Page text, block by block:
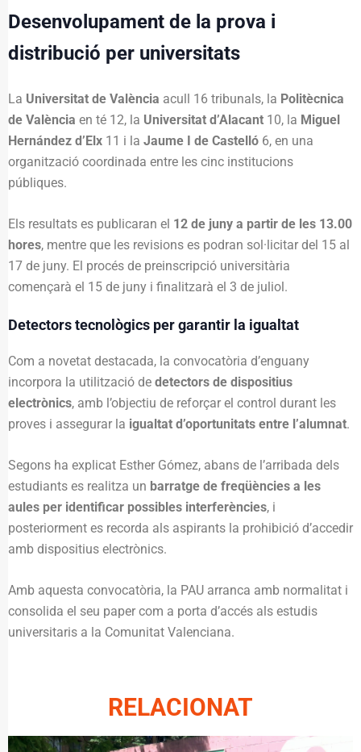
Desenvolupament de la prova i
distribució per universitats
La Universitat de València acull 16 tribunals, la Politècnica
de València en té 12, la Universitat d’Alacant 10, la Miguel
Hernández d’Elx 11 i la Jaume I de Castelló 6, en una
organització coordinada entre les cinc institucions
públiques.
Els resultats es publicaran el 12 de juny a partir de les 13.00
hores, mentre que les revisions es podran sol·licitar del 15 al
17 de juny. El procés de preinscripció universitària
començarà el 15 de juny i finalitzarà el 3 de juliol.
Detectors tecnològics per garantir la igualtat
Com a novetat destacada, la convocatòria d’enguany
incorpora la utilització de detectors de dispositius
electrònics, amb l’objectiu de reforçar el control durant les
proves i assegurar la igualtat d’oportunitats entre l’alumnat.
Segons ha explicat Esther Gómez, abans de l’arribada dels
estudiants es realitza un barratge de freqüències a les
aules per identificar possibles interferències, i
posteriorment es recorda als aspirants la prohibició d’accedir
amb dispositius electrònics.
Amb aquesta convocatòria, la PAU arranca amb normalitat i
consolida el seu paper com a porta d’accés als estudis
universitaris a la Comunitat Valenciana.
RELACIONAT